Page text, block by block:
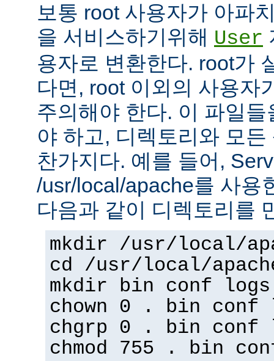
보통 root 사용자가 아파
을 서비스하기위해 User
용자로 변환한다. root가
다면, root 이외의 사용자
주의해야 한다. 이 파일
야 하고, 디렉토리와 모
찬가지다. 예를 들어,
/usr/local/apache를 사용
다음과 같이 디렉토리를
mkdir /usr/local/
cd /usr/local/
mkdir bin conf logs
chown 0 . bin conf
chgrp 0 . bin conf
chmod 755 . bin